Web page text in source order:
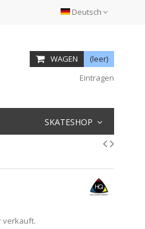
Deutsch
WAGEN
(leer)
Eintragen
SKATESHOP
verkauft.